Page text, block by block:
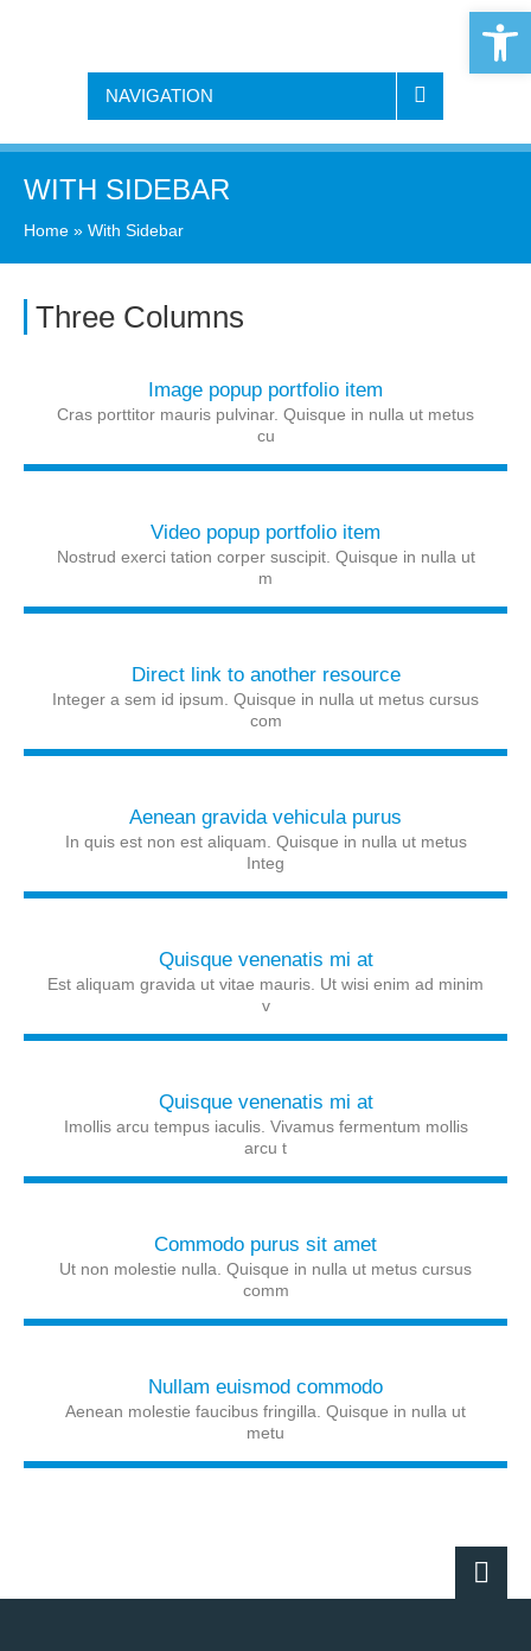
NAVIGATION
WITH SIDEBAR
Home » With Sidebar
Three Columns
Image popup portfolio item
Cras porttitor mauris pulvinar. Quisque in nulla ut metus
cu
Video popup portfolio item
Nostrud exerci tation corper suscipit. Quisque in nulla ut
m
Direct link to another resource
Integer a sem id ipsum. Quisque in nulla ut metus cursus
com
Aenean gravida vehicula purus
In quis est non est aliquam. Quisque in nulla ut metus
Integ
Quisque venenatis mi at
Est aliquam gravida ut vitae mauris. Ut wisi enim ad minim
v
Quisque venenatis mi at
Imollis arcu tempus iaculis. Vivamus fermentum mollis
arcu t
Commodo purus sit amet
Ut non molestie nulla. Quisque in nulla ut metus cursus
comm
Nullam euismod commodo
Aenean molestie faucibus fringilla. Quisque in nulla ut
metu